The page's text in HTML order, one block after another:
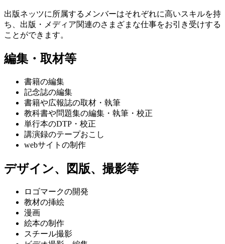
出版ネッツに所属するメンバーはそれぞれに高いスキルを持
ち、出版・メディア関連のさまざまな仕事をお引き受けする
ことができます。
編集・取材等
書籍の編集
記念誌の編集
書籍や広報誌の取材・執筆
教科書や問題集の編集・執筆・校正
単行本のDTP・校正
講演録のテープおこし
webサイトの制作
デザイン、図版、撮影等
ロゴマークの開発
教材の挿絵
漫画
絵本の制作
スチール撮影